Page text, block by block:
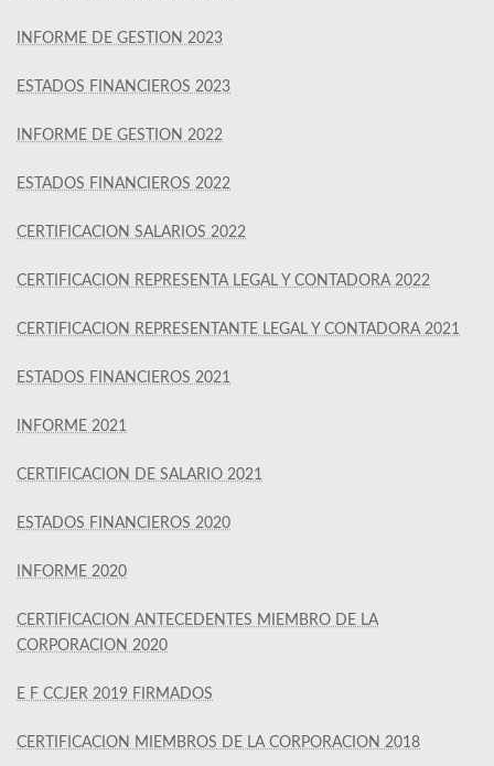
INFORME DE GESTION 2023
ESTADOS FINANCIEROS 2023
INFORME DE GESTION 2022
ESTADOS FINANCIEROS 2022
CERTIFICACION SALARIOS 2022
CERTIFICACION REPRESENTA LEGAL Y CONTADORA 2022
CERTIFICACION REPRESENTANTE LEGAL Y CONTADORA 2021
ESTADOS FINANCIEROS 2021
INFORME 2021
CERTIFICACION DE SALARIO 2021
ESTADOS FINANCIEROS 2020
INFORME 2020
CERTIFICACION ANTECEDENTES MIEMBRO DE LA
CORPORACION 2020
E F CCJER 2019 FIRMADOS
CERTIFICACION MIEMBROS DE LA CORPORACION 2018